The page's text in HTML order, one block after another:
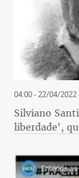
04:00 - 22/04/2022
Silviano
liberdade',